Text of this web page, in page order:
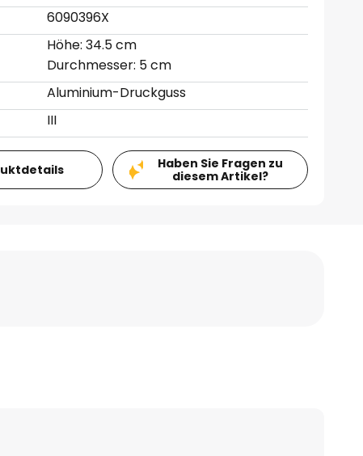
6090396X
Höhe: 34.5 cm
Durchmesser: 5 cm
Aluminium-Druckguss
III
Haben Sie Fragen zu
diesem Artikel?